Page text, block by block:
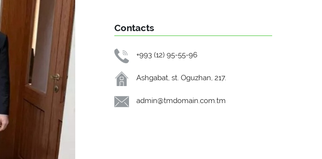
Contacts
+993 (12) 95-55-96
Ashgabat, st. Oguzhan, 217.
admin@tmdomain.com.tm